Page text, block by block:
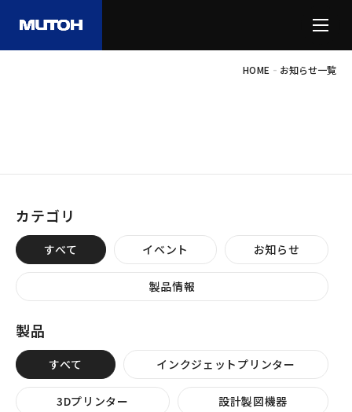
HOME - お知らせ一覧
カテゴリ
すべて イベント お知らせ
製品情報
製品
すべて インクジェットプリンター
3Dプリンター 設計製図機器